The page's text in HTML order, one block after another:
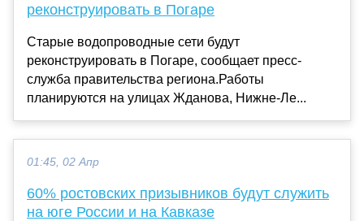
реконструировать в Погаре
Старые водопроводные сети будут
реконструировать в Погаре, сообщает пресс-
служба правительства региона.Работы
планируются на улицах Жданова, Нижне-Ле...
01:45, 02 Апр
60% ростовских призывников будут служить
на юге России и на Кавказе